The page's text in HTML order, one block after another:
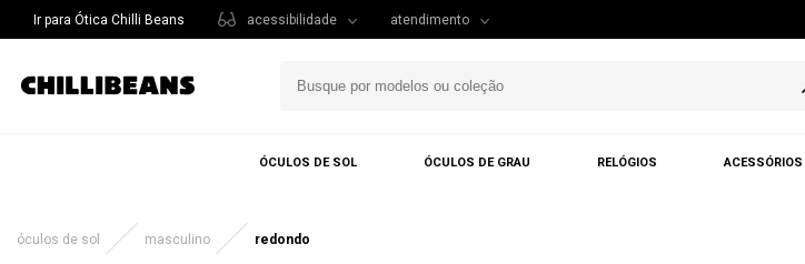
Ir para Ótica Chilli Beans acessibilidade atendimento
ÓCULOS DE SOL ÓCULOS DE GRAU RELÓGIOS ACESSÓRIOS
óculos de sol masculino redondo